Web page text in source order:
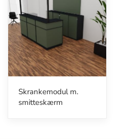
Skrankemodul m.
smitteskærm